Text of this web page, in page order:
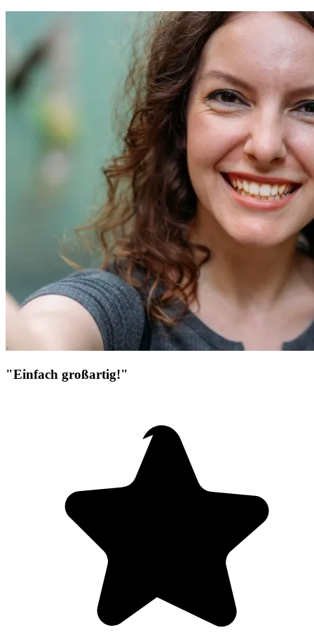
"Einfach großartig!"